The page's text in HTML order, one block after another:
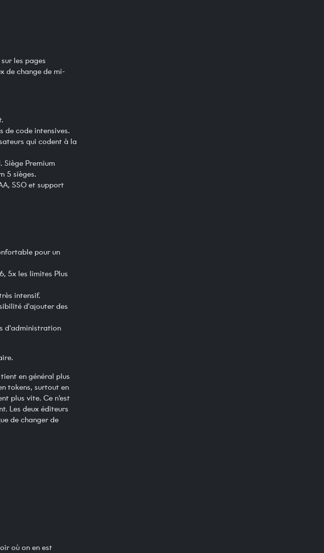
les pages
de change de mi-
de code intensives.
qui codent à la
Siège Premium
5 sièges.
SSO et support
pour un
5x les limites Plus
intensif.
d'ajouter des
d'administration
en général plus
tokens, surtout en
plus vite. Ce n'est
Les deux éditeurs
de changer de
où on en est